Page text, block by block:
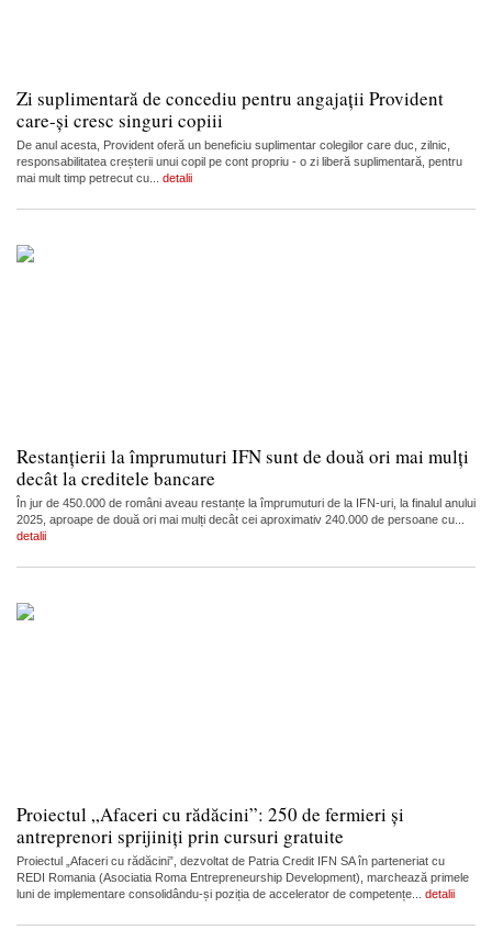
Zi suplimentară de concediu pentru angajații Provident
care-și cresc singuri copiii
De anul acesta, Provident oferă un beneficiu suplimentar colegilor care duc, zilnic,
responsabilitatea creșterii unui copil pe cont propriu - o zi liberă suplimentară, pentru
mai mult timp petrecut cu... detalii
Restanțierii la împrumuturi IFN sunt de două ori mai mulți
decât la creditele bancare
În jur de 450.000 de români aveau restanțe la împrumuturi de la IFN-uri, la finalul anului
2025, aproape de două ori mai mulți decât cei aproximativ 240.000 de persoane cu...
detalii
Proiectul „Afaceri cu rădăcini”: 250 de fermieri și
antreprenori sprijiniți prin cursuri gratuite
Proiectul „Afaceri cu rădăcini”, dezvoltat de Patria Credit IFN SA în parteneriat cu
REDI Romania (Asociatia Roma Entrepreneurship Development), marchează primele
luni de implementare consolidându-și poziția de accelerator de competențe... detalii